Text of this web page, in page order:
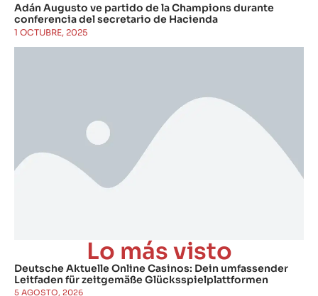
Adán Augusto ve partido de la Champions durante
conferencia del secretario de Hacienda
1 OCTUBRE, 2025
Lo más visto
Deutsche Aktuelle Online Casinos: Dein umfassender
Leitfaden für zeitgemäße Glücksspielplattformen
5 AGOSTO, 2026